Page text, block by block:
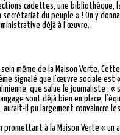
cadettes, une bibliothèque,
du peuple » ! On y
déjà à l’œuvre.
même de la Maison Verte.
signalé que l’œuvre sociale
que salue le journaliste :
sont déjà bien en place,
il pu largement convaincre
à la Maison Verte « un